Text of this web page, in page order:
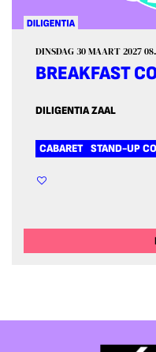
BREAKFAST
DINSDAG 30 MAART 2027
DILIGENTIA ZAAL
CABARET STAND-UP